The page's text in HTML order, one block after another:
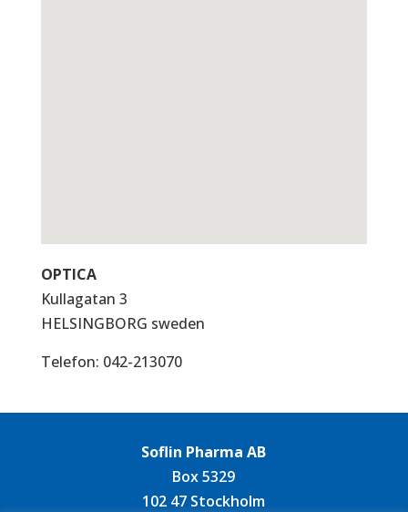
OPTICA
Kullagatan 3
HELSINGBORG sweden
Telefon: 042-213070
Soflin Pharma AB
Box 5329
102 47 Stockholm